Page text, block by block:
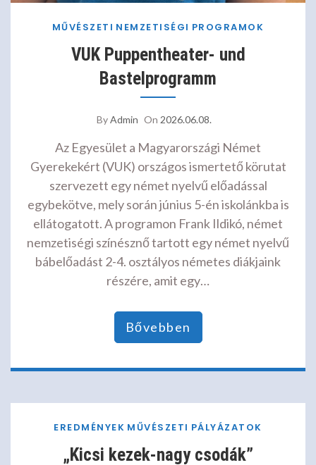
MŰVÉSZETI NEMZETISÉGI PROGRAMOK
VUK Puppentheater- und
Bastelprogramm
ByAdmin On 2026.06.08.
Az Egyesület a Magyarországi Német
Gyerekekért (VUK) országos ismertető körutat
szervezett egy német nyelvű előadással
egybekötve, mely során június 5-én iskolánkba is
ellátogatott. A programon Frank Ildikó, német
nemzetiségi színésznő tartott egy német nyelvű
bábelőadást 2-4. osztályos németes diákjaink
részére, amit egy…
Bővebben
EREDMÉNYEK MŰVÉSZETI PÁLYÁZATOK
„Kicsi kezek-nagy csodák”